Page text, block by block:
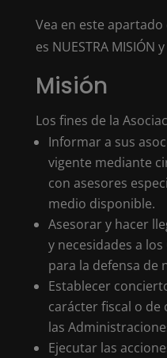
Vea en este
es NUESTRA MISIÓN
Misión
Los fines de la
Informar a sus
vigente mediante
con asesores
medio disponible.
Asesorar y hacer
y necesidades a
para la defensa de
Establecer
carácter fiscal o
las
Ejecutar las